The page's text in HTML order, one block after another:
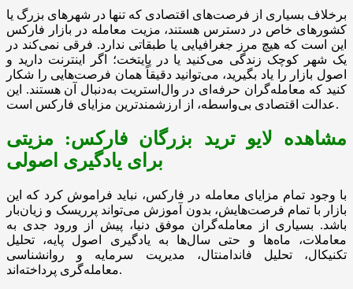
برخلاف بسیاری از فرصت‌های اقتصادی که تنها در شهرهای بزرگ یا
کشورهای خاص در دسترس هستند، مزیت معامله در بازار فارکس
این است که هیچ مرز جغرافیایی یا طبقاتی ندارد. فرقی نمی‌کند در
یک شهر کوچک زندگی می‌کنید یا در پایتخت؛ اگر اینترنت دارید و
اصول بازار را یاد بگیرید، می‌توانید دقیقاً همان فرصت‌هایی را شکار
کنید که معامله‌گران حرفه‌ای در وال‌استریت به‌دنبال آن هستند. این
عدالت اقتصادی بی‌واسطه، از ارزشمندترین مزایای فارکس است.
مشاهده لایو ترید بزرگان فارکس: مزیتی
برای یادگیری اصولی
با وجود تمام مزایای معامله در فارکس، نباید فراموش کرد که این
بازار با تمام فرصت‌هایش، بدون آموزش می‌تواند پرریسک و زیان‌بار
باشد. بسیاری از معامله‌گران موفق دنیا، پیش از ورود جدی به
معاملات، ماه‌ها و حتی سال‌ها به یادگیری اصول پایه، تحلیل
تکنیکال، تحلیل فاندامنتال، مدیریت سرمایه و روانشناسی
معامله‌گری پرداخته‌اند.